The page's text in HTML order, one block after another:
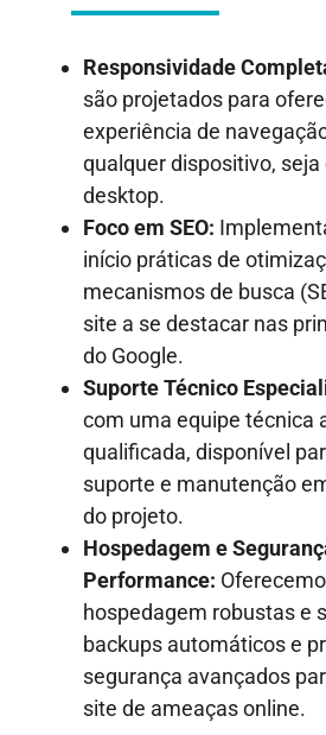
Responsividade
são projetados para
experiência de
qualquer dispositivo, seja
desktop.
Foco em SEO:
início práticas de
mecanismos de busca
site a se destacar nas
do Google.
Suporte Técnico
com uma equipe técnica
qualificada, disponível
suporte e manutenção
do projeto.
Hospedagem e
Performance:
hospedagem robustas e
backups automáticos e
segurança avançados
site de ameaças online.